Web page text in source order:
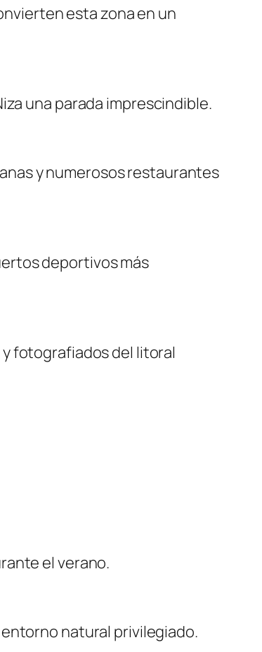
esta zona en un
una parada imprescindible.
y numerosos restaurantes
deportivos más
fotografiados del litoral
el verano.
natural privilegiado.